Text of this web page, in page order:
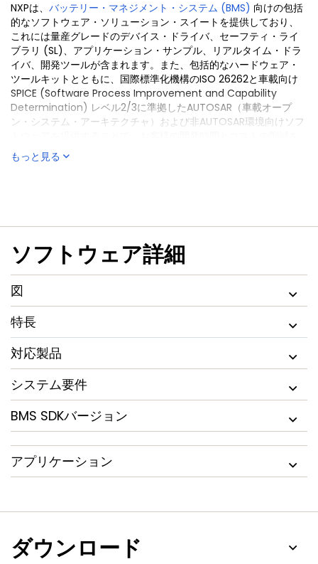
NXPは、 バッテリー・マネジメント・システム (BMS) 向けの包括
的なソフトウェア・ソリューション・スイートを提供しており、
これには量産グレードのデバイス・ドライバ、セーフティ・ライ
ブラリ (SL)、アプリケーション・サンプル、リアルタイム・ドラ
イバ、開発ツールが含まれます。また、包括的なハードウェア・
ツールキットとともに、国際標準化機構のISO 26262と車載向け
SPICE (Software Process Improvement and Capability
Determination) レベル2/3に準拠したAUTOSAR（車載オープ
ン・システム・アーキテクチャ）および非AUTOSAR環境向けソフ
可能にしています。
もっと見る
ソフトウェア詳細
図
特長
対応製品
システム要件
BMS SDKバージョン
アプリケーション
ダウンロード